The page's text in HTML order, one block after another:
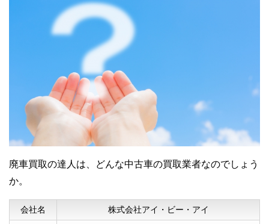
ホームページが非常に分かりやすく、ごち
ゃごちゃしていないので安心して申し込め
ました。
廃車初心者でも、簡単に手間なく申し込め
廃車買取の達人は、どんな中古車の買取業者なのでしょう
か。
会社名 株式会社アイ・ビー・アイ